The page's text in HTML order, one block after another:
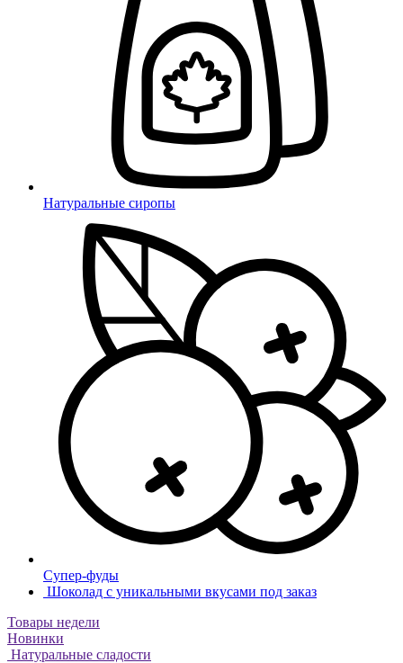
Натуральные сиропы
Супер-фуды
Шоколад с уникальными вкусами под заказ
Товары недели
Новинки
Натуральные сладости